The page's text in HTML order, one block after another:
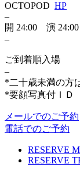
OCTOPOD HP
–
開 24:00 演
–
ご到着順入場
–
*二十歳未満の方
*要顔写真付ＩＤ
メールでのご予約
電話でのご予約
RESERVE
RESERVE